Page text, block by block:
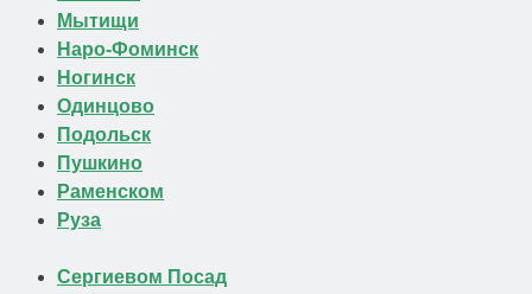
Мытищи
Наро-Фоминск
Ногинск
Одинцово
Подольск
Пушкино
Раменском
Руза
Сергиевом Посад